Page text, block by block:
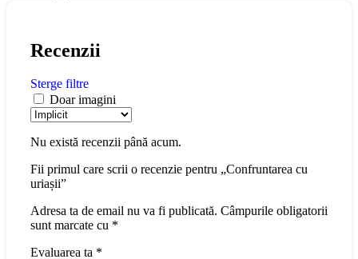
Recenzii
Sterge filtre
Doar imagini
Nu există recenzii până acum.
Fii primul care scrii o recenzie pentru „Confruntarea cu
uriașii”
Adresa ta de email nu va fi publicată. Câmpurile obligatorii
sunt marcate cu *
Evaluarea ta *